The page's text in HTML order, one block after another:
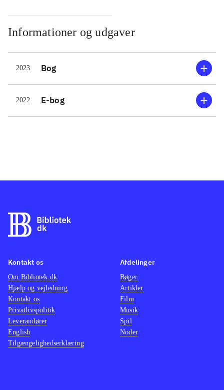
Informationer og udgaver
2023 Bog
2022 E-bog
Kontakt os
Om Bibliotek.dk
Hjælp og vejledning
Kontakt os
Privatlivspolitik
Leverandører
English
Tilgængelighedserklæring
Afdelinger
Bøger
Artikler
Film
Musik
Spil
Noder